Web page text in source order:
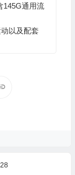
145G通用流
以及配套